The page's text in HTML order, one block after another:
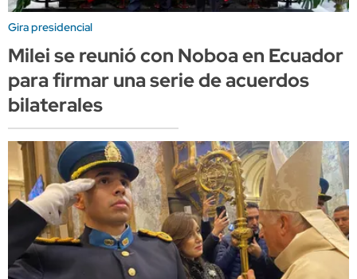
Gira presidencial
Milei se reunió con Noboa en Ecuador
para firmar una serie de acuerdos
bilaterales